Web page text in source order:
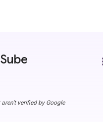
verified by Google